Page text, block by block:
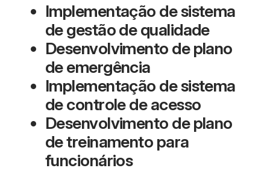
Implementação de sistema
de gestão de qualidade
Desenvolvimento de plano
de emergência
Implementação de sistema
de controle de acesso
Desenvolvimento de plano
de treinamento para
funcionários